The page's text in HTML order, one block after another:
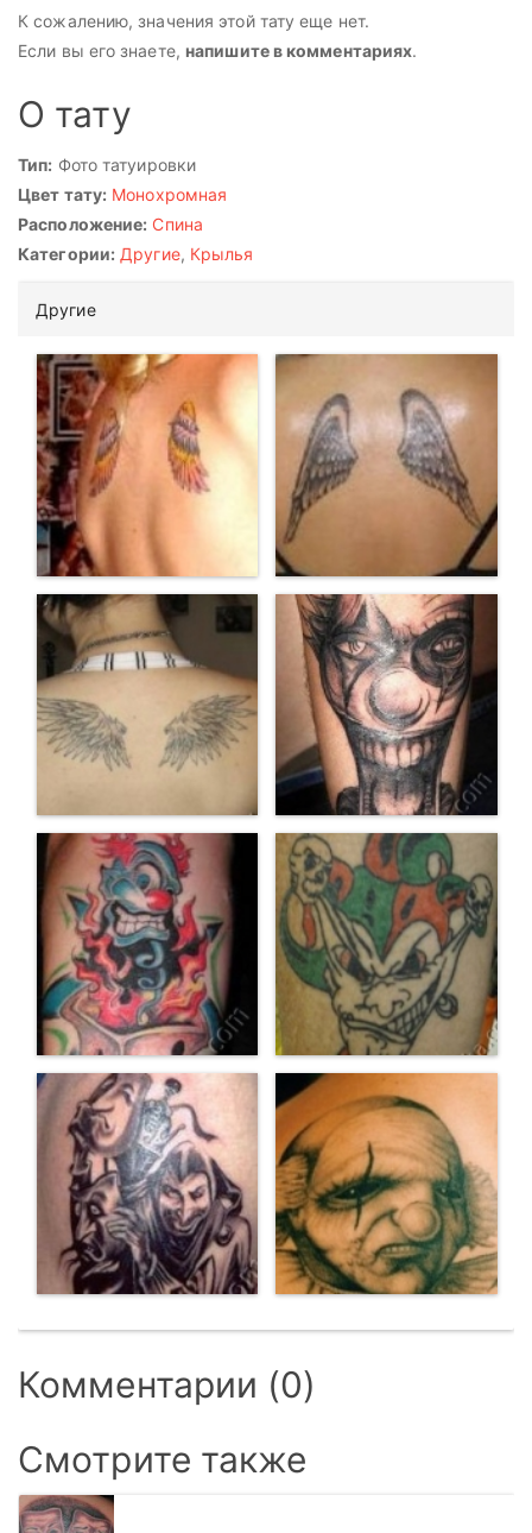
К сожалению, значения этой тату еще нет.
Если вы его знаете, напишите в комментариях.
О тату
Тип: Фото татуировки
Цвет тату: Монохромная
Расположение: Спина
Категории: Другие, Крылья
Другие
Комментарии (0)
Смотрите также